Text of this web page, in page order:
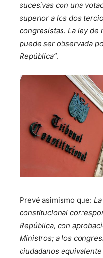
sucesivas con una
superior a los dos
congresistas. La ley de
puede ser observada
República”.
Prevé asimismo que:
constitucional
República, con
Ministros; a los
ciudadanos